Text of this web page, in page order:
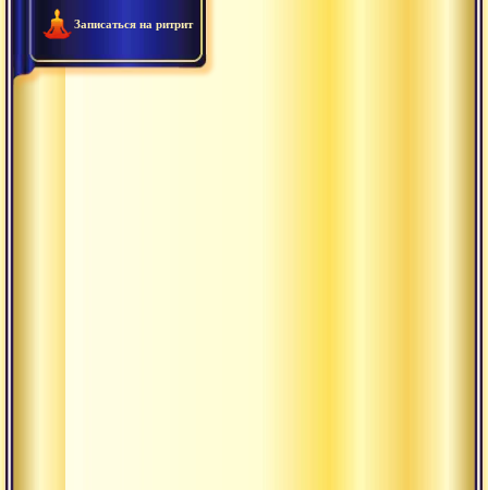
Записаться на ритрит